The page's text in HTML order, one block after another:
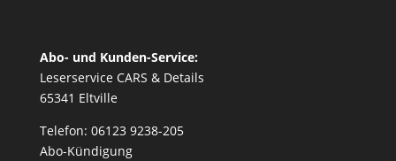
Abo- und Kunden-Service:
Leserservice CARS & Details
65341 Eltville
Telefon: 06123 9238-205
Abo-Kündigung